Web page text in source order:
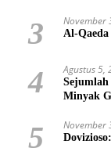
3 November
Al-
4 Agustus 5,
Minyak
5 November